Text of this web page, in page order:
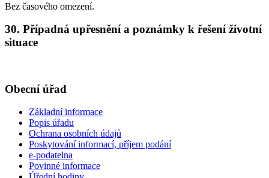
Bez časového omezení.
30. Případná upřesnění a poznámky k řešení životní
situace
Obecní úřad
Základní informace
Popis úřadu
Ochrana osobních údajů
Poskytování informací, příjem podání
e-podatelna
Povinné informace